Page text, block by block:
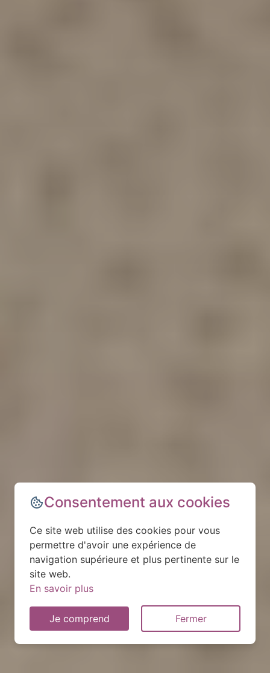
Consentement aux cookies
Ce site web utilise des cookies pour vous
permettre d'avoir une expérience de
navigation supérieure et plus pertinente sur le
site web.
En savoir plus
Je comprend Fermer